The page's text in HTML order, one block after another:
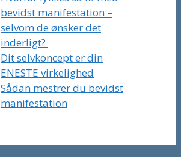
bevidst manifestation –
selvom de ønsker det
inderligt?
Dit selvkoncept er din
ENESTE virkelighed
Sådan mestrer du bevidst
manifestation